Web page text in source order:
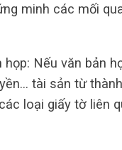
minh các mối
Nếu văn bản
tài sản từ
loại giấy tờ liên